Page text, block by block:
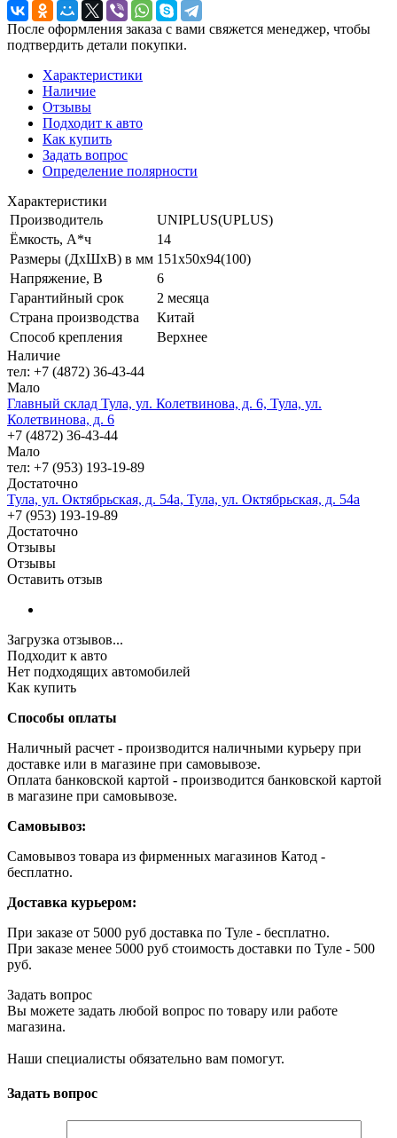
После оформления заказа с вами свяжется менеджер, чтобы
подтвердить детали покупки.
Характеристики
Наличие
Отзывы
Подходит к авто
Как купить
Задать вопрос
Определение полярности
Характеристики
Производитель
UNIPLUS(UPLUS)
Ёмкость, А*ч
14
Размеры (ДхШхВ) в мм 151x50x94(100)
Напряжение, В
6
Гарантийный срок
2 месяца
Страна производства
Китай
Способ крепления
Верхнее
Наличие
тел: +7 (4872) 36-43-44
Мало
Главный склад Тула, ул. Колетвинова, д. 6, Тула, ул.
Колетвинова, д. 6
+7 (4872) 36-43-44
Мало
тел: +7 (953) 193-19-89
Достаточно
Тула, ул. Октябрьская, д. 54а, Тула, ул. Октябрьская, д. 54а
+7 (953) 193-19-89
Достаточно
Отзывы
Отзывы
Оставить отзыв
Загрузка отзывов...
Подходит к авто
Нет подходящих автомобилей
Как купить
Способы оплаты
Наличный расчет - производится наличными курьеру при
доставке или в магазине при самовывозе.
Оплата банковской картой - производится банковской картой
в магазине при самовывозе.
Самовывоз:
Самовывоз товара из фирменных магазинов Катод -
бесплатно.
Доставка курьером:
При заказе от 5000 руб доставка по Туле - бесплатно.
При заказе менее 5000 руб стоимость доставки по Туле - 500
руб.
Задать вопрос
Вы можете задать любой вопрос по товару или работе
магазина.
Наши специалисты обязательно вам помогут.
Задать вопрос